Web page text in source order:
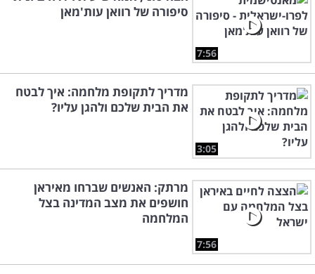
7:56
סיפורה של רוואן עות'מאן
3:05
מדריך לתקופת מלחמה: איך לבטח
את הבית שלכם ולהגן עליו?
7:56
מרתק: האנשים שברחו מאיראן
חושפים את מצב המדינה בצל
המלחמה